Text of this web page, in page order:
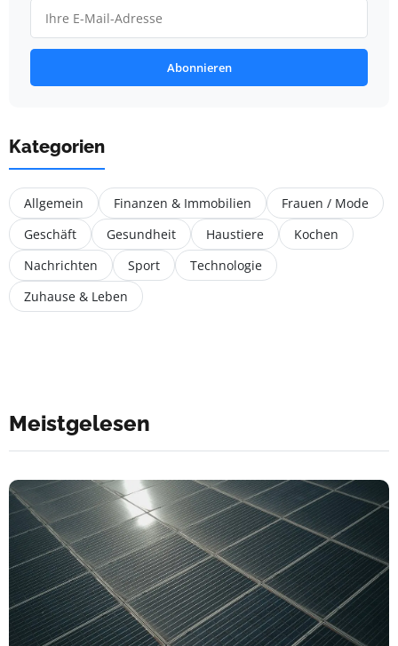
Abonnieren
Kategorien
Allgemein Finanzen & Immobilien
Frauen / Mode
Geschäft
Gesundheit Haustiere
Kochen
Nachrichten
Sport
Technologie
Zuhause & Leben
Meistgelesen